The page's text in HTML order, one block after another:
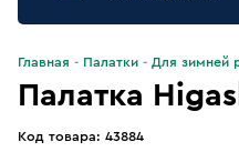
Главная Палатки Для зимней
Палатка
Код товара: 43884